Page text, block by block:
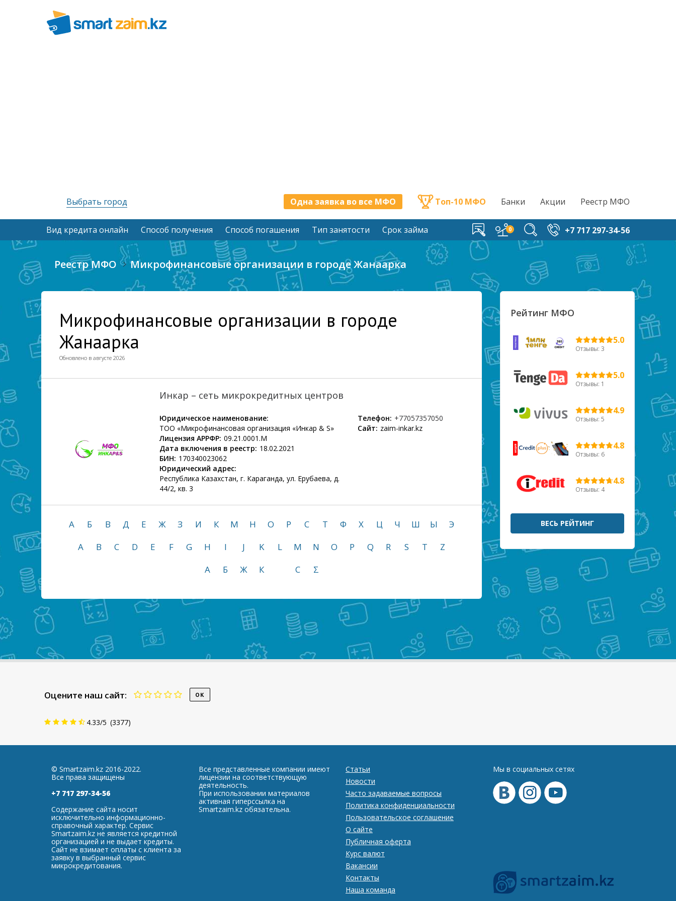
Выбрать город Одна заявка во все МФО Топ-10 МФО Банки Акции Реестр МФО
Вид кредита онлайн Способ получения Способ погашения Тип занятости Срок займа +7 717 297-34-56
Реестр МФО Микрофинансовые организации в городе Жанаарка
Микрофинансовые организации в городе
Жанаарка
Обновлено в августе 2026
Инкар – сеть микрокредитных центров
Юридическое наименование:
ТОО «Микрофинансовая организация «Инкар & S»
Лицензия АРРФР: 09.21.0001.М
Дата включения в реестр: 18.02.2021
БИН: 170340023062
Юридический адрес:
Республика Казахстан, г. Караганда, ул. Ерубаева, д.
44/2, кв. 3
Телефон: +77057357050
Сайт: zaim-inkar.kz
А Б В Д Е Ж З И К М Н О Р С Т Ф Х Ц Ч Ш Ы
Э
A
B C D E F G H I J K L M N O P Q R S T
Z
А
Б Ж К С Σ
Рейтинг МФО
5.0
Отзывы: 3
5.0
Отзывы: 1
4.9
Отзывы: 5
4.8
Отзывы: 6
4.8
Отзывы: 4
ВЕСЬ РЕЙТИНГ
Оцените наш сайт:
4.33/5 (3377)
© Smartzaim.kz 2016-2022.
Все права защищены
+7 717 297-34-56
Содержание сайта носит
исключительно информационно-
справочный характер. Сервис
Smartzaim.kz не является кредитной
организацией и не выдает кредиты.
Сайт не взимает оплаты с клиента за
заявку в выбранный сервис
микрокредитования.
Все представленные компании имеют
лицензии на соответствующую
деятельность.
При использовании материалов
активная гиперссылка на
Smartzaim.kz обязательна.
Статьи
Новости
Часто задаваемые вопросы
Политика конфиденциальности
Пользовательское соглашение
О сайте
Публичная оферта
Курс валют
Вакансии
Контакты
Наша команда
Мы в социальных сетях